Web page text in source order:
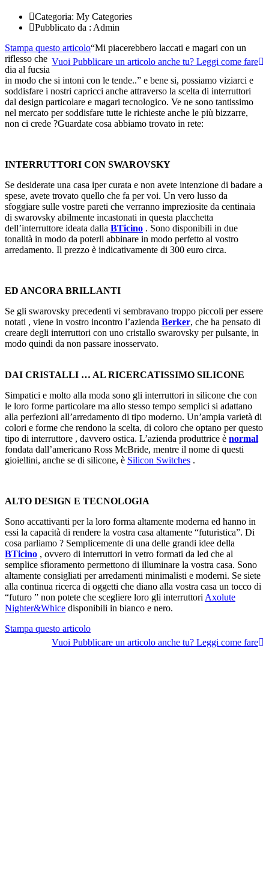
Categoria: My Categories
Pubblicato da : Admin
Stampa questo articolo
Vuoi Pubblicare un articolo anche tu? Leggi come fare
“Mi piacerebbero laccati e magari con un
riflesso che
dia al fucsia
in modo che si intoni con le tende..” e bene si, possiamo viziarci e
soddisfare i nostri capricci anche attraverso la scelta di interruttori
dal design particolare e magari tecnologico. Ve ne sono tantissimo
nel mercato per soddisfare tutte le richieste anche le più bizzarre,
non ci crede ?Guardate cosa abbiamo trovato in rete:
INTERRUTTORI CON SWAROVSKY
Se desiderate una casa iper curata e non avete intenzione di badare a
spese, avete trovato quello che fa per voi. Un vero lusso da
sfoggiare sulle vostre pareti che verranno impreziosite da centinaia
di swarovsky abilmente incastonati in questa placchetta
dell’interruttore ideata dalla BTicino . Sono disponibili in due
tonalità in modo da poterli abbinare in modo perfetto al vostro
arredamento. Il prezzo è indicativamente di 300 euro circa.
ED ANCORA BRILLANTI
Se gli swarovsky precedenti vi sembravano troppo piccoli per essere
notati , viene in vostro incontro l’azienda Berker, che ha pensato di
creare degli interruttori con uno cristallo swarovsky per pulsante, in
modo quindi da non passare inosservato.
DAI CRISTALLI … AL RICERCATISSIMO SILICONE
Simpatici e molto alla moda sono gli interruttori in silicone che con
le loro forme particolare ma allo stesso tempo semplici si adattano
alla perfezioni all’arredamento di tipo moderno. Un’ampia varietà di
colori e forme che rendono la scelta, di coloro che optano per questo
tipo di interruttore , davvero ostica. L’azienda produttrice è normal
fondata dall’americano Ross McBride, mentre il nome di questi
gioiellini, anche se di silicone, è Silicon Switches .
ALTO DESIGN E TECNOLOGIA
Sono accattivanti per la loro forma altamente moderna ed hanno in
essi la capacità di rendere la vostra casa altamente “futuristica”. Di
cosa parliamo ? Semplicemente di una delle grandi idee della
BTicino , ovvero di interruttori in vetro formati da led che al
semplice sfioramento permettono di illuminare la vostra casa. Sono
altamente consigliati per arredamenti minimalisti e moderni. Se siete
alla continua ricerca di oggetti che diano alla vostra casa un tocco di
“futuro ” non potete che scegliere loro gli interruttori Axolute
Nighter&Whice disponibili in bianco e nero.
Stampa questo articolo
Vuoi Pubblicare un articolo anche tu? Leggi come fare